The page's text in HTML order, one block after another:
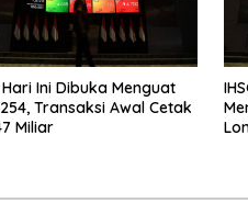
Hari Ini Dibuka Menguat
Transaksi Awal Cetak
Miliar